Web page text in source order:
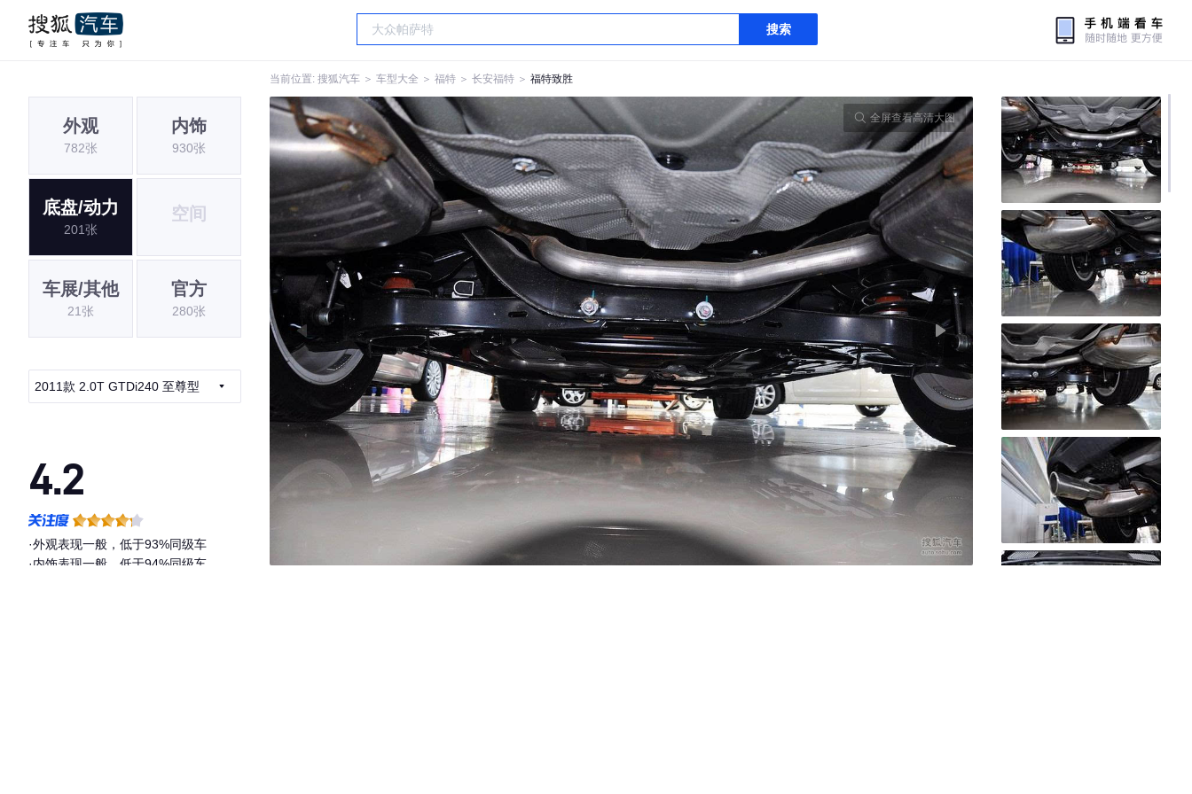
搜索
当前位置: 搜狐汽车 ＞ 车型大全 ＞ 福特 ＞ 长安福特 ＞ 福特致胜
外观
782张
内饰
930张
底盘/动力
201张
空间
车展/其他
21张
官方
280张
2011款 2.0T GTDi240 至尊型
4.2
·外观表现一般，低于93%同级车
·内饰表现一般，低于94%同级车
全屏查看高清大图